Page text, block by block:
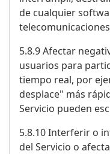
de cualquier
5.8.9 Afectar
usuarios para
tiempo real, por
desplace" más
Servicio pueden
5.8.10 Interferir o
del Servicio o